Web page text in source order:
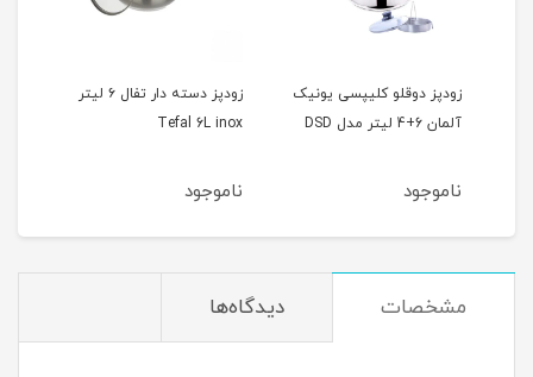
زودپز دوقلو کلیپسی یونیک
ناموجود
زودپز دسته دار تفال ۶ لیتر
Tefal 6L inox
ناموجود
مشخصات دیدگاه‌ها